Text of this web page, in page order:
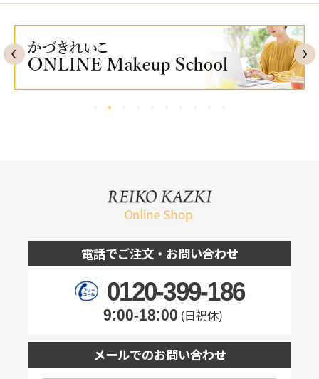
電話でご注文・お問い合わせ
0120-399-186
9:00-18:00 (日祝休)
メールでのお問い合わせ